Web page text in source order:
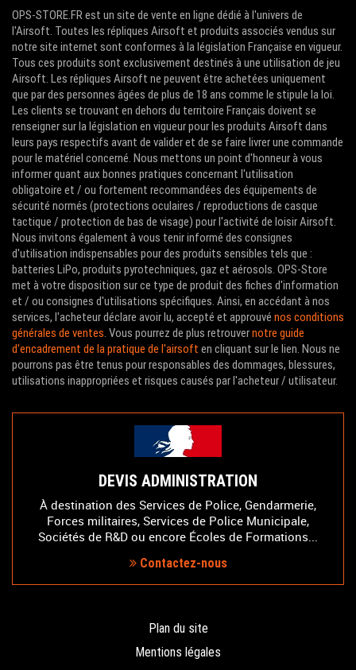
OPS-STORE.FR est un site de vente en ligne dédié à l'univers de
l'Airsoft. Toutes les répliques Airsoft et produits associés vendus sur
notre site internet sont conformes à la législation Française en vigueur.
Tous ces produits sont exclusivement destinés à une utilisation de jeu
Airsoft. Les répliques Airsoft ne peuvent être achetées uniquement
que par des personnes âgées de plus de 18 ans comme le stipule la loi.
Les clients se trouvant en dehors du territoire Français doivent se
renseigner sur la législation en vigueur pour les produits Airsoft dans
leurs pays respectifs avant de valider et de se faire livrer une commande
pour le matériel concerné. Nous mettons un point d'honneur à vous
informer quant aux bonnes pratiques concernant l'utilisation
obligatoire et / ou fortement recommandées des équipements de
sécurité normés (protections oculaires / reproductions de casque
tactique / protection de bas de visage) pour l'activité de loisir Airsoft.
Nous invitons également à vous tenir informé des consignes
d'utilisation indispensables pour des produits sensibles tels que :
batteries LiPo, produits pyrotechniques, gaz et aérosols. OPS-Store
met à votre disposition sur ce type de produit des fiches d'information
et / ou consignes d'utilisations spécifiques. Ainsi, en accédant à nos
services, l'acheteur déclare avoir lu, accepté et approuvé nos conditions
générales de ventes. Vous pourrez de plus retrouvernotre guide
d'encadrement de la pratique de l'airsoft en cliquant sur le lien. Nous ne
pourrons pas être tenus pour responsables des dommages, blessures,
utilisations inappropriées et risques causés par l'acheteur / utilisateur.
DEVIS ADMINISTRATION
À destination des Services de Police, Gendarmerie,
Forces militaires, Services de Police Municipale,
Sociétés de R&D ou encore Écoles de Formations...
Contactez-nous
Plan du site
Mentions légales